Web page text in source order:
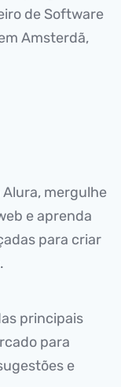
de Software
Amsterdã,
Alura, mergulhe
e aprenda
para criar
principais
para
e